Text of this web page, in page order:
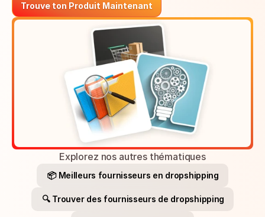
Trouve ton Produit Maintenant
Explorez nos autres thématiques
📦 Meilleurs fournisseurs en dropshipping
🔍 Trouver des fournisseurs de dropshipping